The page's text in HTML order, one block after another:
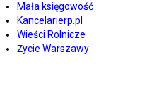
Mała księgowość
Kancelarierp.pl
Wieści Rolnicze
Życie Warszawy